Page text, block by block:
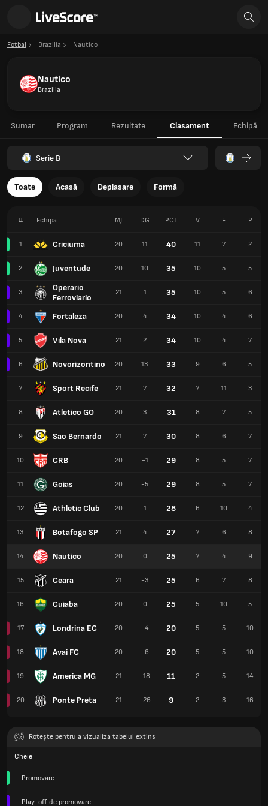
Fotbal Brazilia Nautico
Nautico
Brazilia
Sumar Program Rezultate Clasament Echipă
Serie B
Toate Acasă Deplasare Formă
# Echipa
1 Criciuma
2 Juventude
3
Operario
Ferroviario
4 Fortaleza
5 Vila Nova
6 Novorizontino
7 Sport Recife
8 Atletico GO
9 Sao Bernardo
10 CRB
11 Goias
12 Athletic Club
13 Botafogo SP
14 Nautico
15 Ceara
16 Cuiaba
17 Londrina EC
18 Avai FC
19 America MG
20 Ponte Preta
MJ DG PCT V E P
20 11 40 11 7 2
20 10 35 10 5 5
21 1 35 10 5 6
20 4 34 10 4 6
21 2 34 10 4 7
20 13 33 9 6 5
21 7 32 7 11 3
20 3 31 8 7 5
21 7 30 8 6 7
20 -1 29 8 5 7
20 -5 29 8 5 7
20 1 28 6 10 4
21 4 27 7 6 8
20 0 25 7 4 9
21 -3 25 6 7 8
20 0 25 5 10 5
20 -4 20 5 5 10
20 -6 20 5 5 10
21 -18 11 2 5 14
21 -26 9 2 3 16
Rotește pentru a vizualiza tabelul extins
Cheie
Promovare
Play-off de promovare